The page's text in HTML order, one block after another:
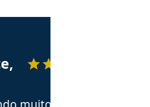
recomenda o Aprova
muito no